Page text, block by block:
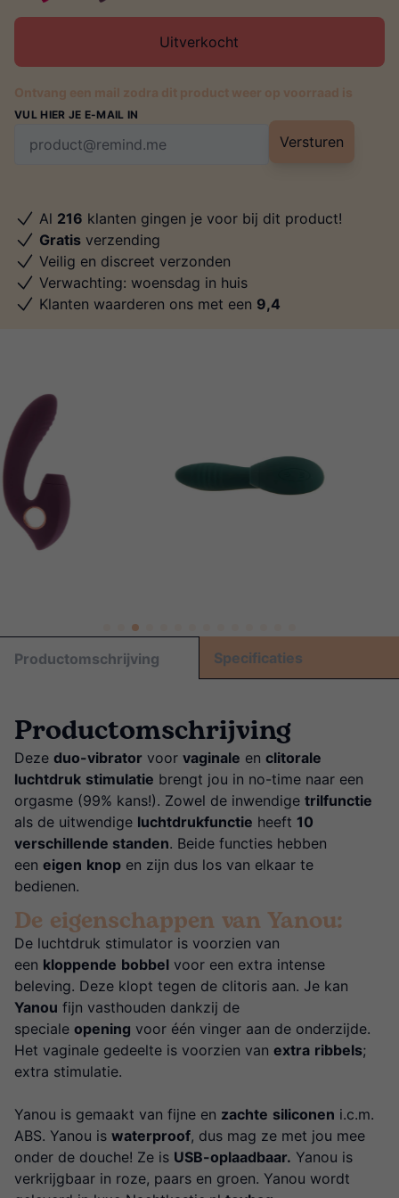
Uitverkocht
Ontvang een mail zodra dit product weer op voorraad is
VUL HIER JE E-MAIL IN
Versturen
Al 216 klanten gingen je voor bij dit product!
Gratis verzending
Veilig en discreet verzonden
Verwachting: woensdag in huis
Klanten waarderen ons met een 9,4
Productomschrijving Specificaties
Productomschrijving
Deze duo-vibrator voor vaginale en clitorale
luchtdruk stimulatie brengt jou in no-time naar een
orgasme (99% kans!). Zowel de inwendige trilfunctie
als de uitwendige luchtdrukfunctie heeft 10
verschillende standen. Beide functies hebben
een eigen knop en zijn dus los van elkaar te
bedienen.
De eigenschappen van Yanou:
De luchtdruk stimulator is voorzien van
een kloppende bobbel voor een extra intense
beleving. Deze klopt tegen de clitoris aan. Je kan
Yanou fijn vasthouden dankzij de
speciale opening voor één vinger aan de onderzijde.
Het vaginale gedeelte is voorzien van extra ribbels;
extra stimulatie.
Yanou is gemaakt van fijne en zachte siliconen i.c.m.
ABS. Yanou is waterproof, dus mag ze met jou mee
onder de douche! Ze is USB-oplaadbaar. Yanou is
verkrijgbaar in roze, paars en groen. Yanou wordt